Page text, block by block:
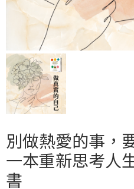
別做熱愛的事，
一本重新思考人
書